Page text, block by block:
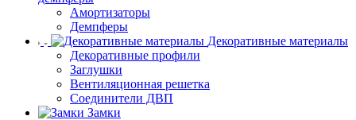
Амортизаторы
Демпферы
Декоративные материалы
Декоративные профили
Заглушки
Вентиляционная решетка
Соединители ДВП
Замки